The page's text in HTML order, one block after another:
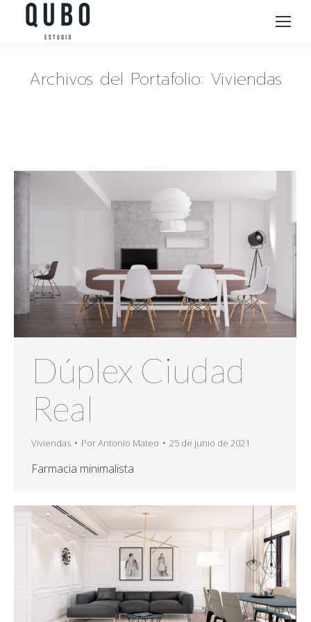
Archivos del Portafolio: Viviendas
Dúplex Ciudad
Real
Viviendas PorAntonio Mateo 25 de junio de 2021
Farmacia minimalista